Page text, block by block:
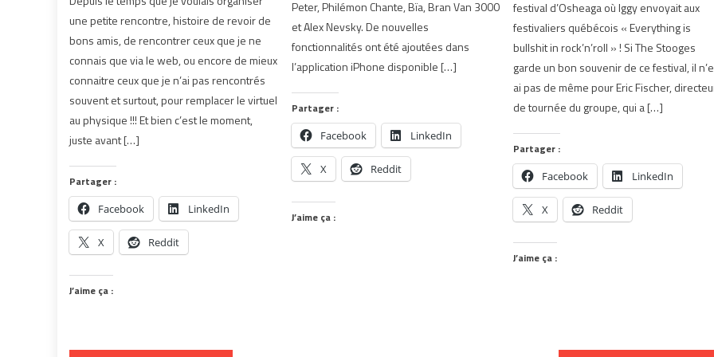
une petite rencontre, histoire de revoir de
bons amis, de rencontrer ceux que je ne
connais que via le web, ou encore de mieux
connaitre ceux que je n’ai pas rencontrés
souvent et surtout, pour remplacer le virtuel
au physique !!! Et bien c’est le moment,
juste avant […]
Partager :
Facebook LinkedIn
X Reddit
J’aime ça :
Peter, Philémon Chante, Bïa, Bran Van 3000
et Alex Nevsky. De nouvelles
fonctionnalités ont été ajoutées dans
l’application iPhone disponible […]
Partager :
Facebook LinkedIn
X Reddit
J’aime ça :
festival d’Osheaga où Iggy envoyait aux
festivaliers québécois « Everything is
bullshit in rock’n’roll » ! Si The Stooges
garde un bon souvenir de ce festival, il
ai pas de même pour Eric Fischer,
de tournée du groupe, qui a […]
Partager :
Facebook LinkedIn
X Reddit
J’aime ça :